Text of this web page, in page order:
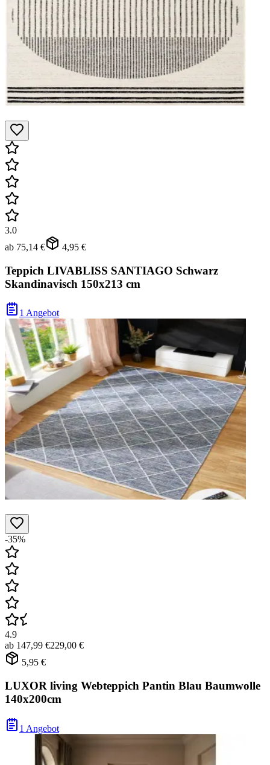
3.0
ab 75,14 € 4,95 €
Teppich LIVABLISS SANTIAGO Schwarz
Skandinavisch 150x213 cm
1 Angebot
-35%
4.9
ab 147,99 €229,00 €
5,95 €
LUXOR living Webteppich Pantin Blau Baumwolle
140x200cm
1 Angebot